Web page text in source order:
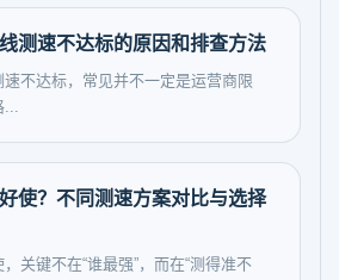
测速不达标的原因和排查方法
不达标，常见并不一定是运营商限
...
使？不同测速方案对比与选择
关键不在“谁最强”，而在“测得准不